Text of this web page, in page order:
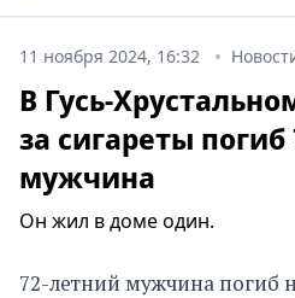
11 ноября 2024, 16:32
В Гусь-
за сигареты
мужчина
Он жил в доме один.
72-летний мужчина погиб